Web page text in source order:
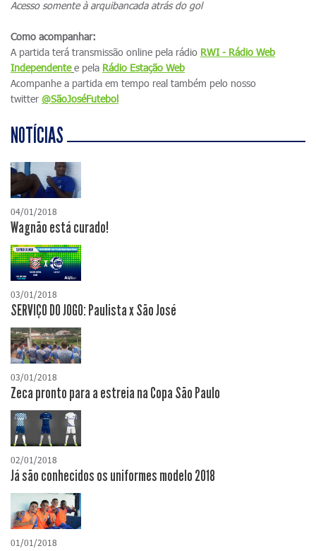
Acesso somente à arquibancada atrás do gol
Como acompanhar:
A partida terá transmissão online pela rádio RWI - Rádio Web
Independente e pela Rádio Estação Web
Acompanhe a partida em tempo real também pelo nosso
twitter @SãoJoséFutebol
NOTÍCIAS
04/01/2018
Wagnão está curado!
03/01/2018
SERVIÇO DO JOGO: Paulista x São José
03/01/2018
Zeca pronto para a estreia na Copa São Paulo
02/01/2018
Já são conhecidos os uniformes modelo 2018
01/01/2018